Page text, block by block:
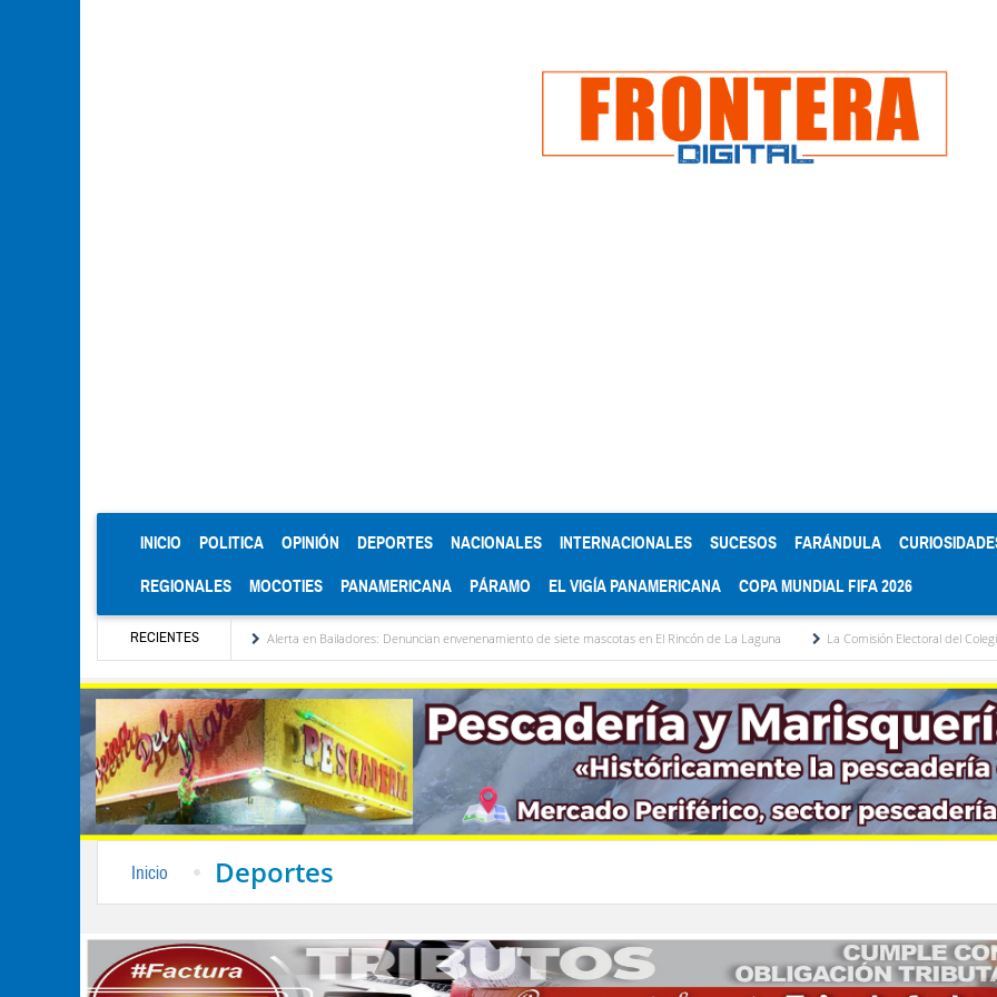
INICIO (CURRENT)
POLITICA OPINIÓN DEPORTES NACIONALES INTERNACIONALES SUCESOS FARÁNDULA
REGIONALES MOCOTIES PANAMERICANA PÁRAMO EL VIGÍA PANAMERICANA COPA MUNDIAL FIFA 2026
RECIENTES
Alerta en Bailadores: Denuncian envenenamiento de siete mascotas en El Rincón de La Laguna La Comisión Electoral del Colegio de Abogados
Inicio Deportes